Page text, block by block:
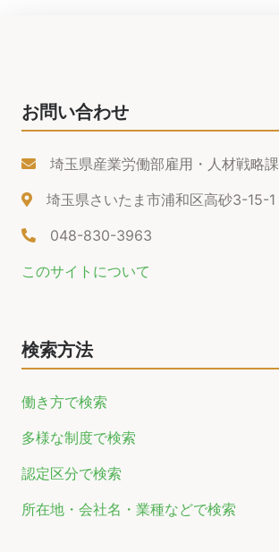
お問い合わせ
埼玉県産業労働部雇用・人材戦略課
埼玉県さいたま市浦和区高砂3-15-1
048-830-3963
このサイトについて
検索方法
働き方で検索
多様な制度で検索
認定区分で検索
所在地・会社名・業種などで検索